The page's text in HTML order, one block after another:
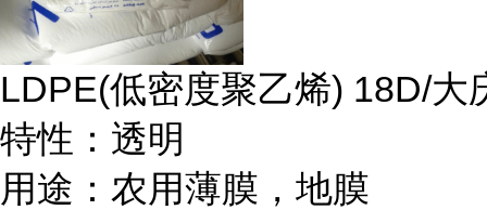
LDPE(低密度聚乙烯) 18D/大
特性：透明
用途：农用薄膜，地膜